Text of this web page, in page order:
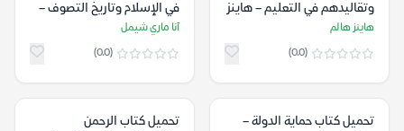
وتقاليدهم في التعليم – هاينز
هالم
هاينز هالم
(0.0)
في الإسلام وتاريخ التصوف –
آنا ماري شيمل
آنا ماري شيمل
(0.0)
تحميل كتاب حماية الدولة –
تحميل كتاب الرحمن